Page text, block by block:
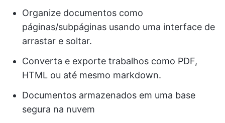
Organize documentos como
páginas/subpáginas usando uma interface de
arrastar e soltar.
Converta e exporte trabalhos como PDF,
HTML ou até mesmo markdown.
Documentos armazenados em uma base
segura na nuvem